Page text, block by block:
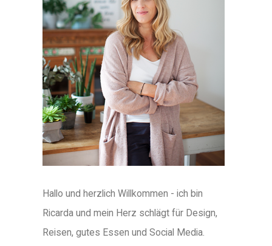
Hallo und herzlich Willkommen - ich bin
Ricarda und mein Herz schlägt für Design,
Reisen, gutes Essen und Social Media.